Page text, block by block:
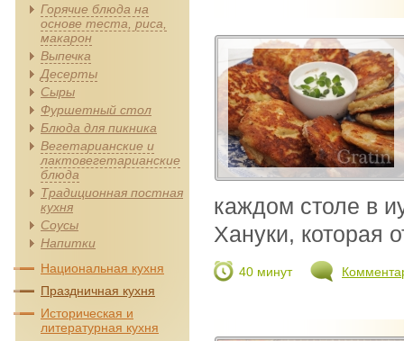
каждом столе в
Хануки, которая
40 минут
Горячие блюда на
основе теста, риса,
макарон
Выпечка
Десерты
Сыры
Фуршетный стол
Блюда для пикника
Вегетарианские и
лактовегетарианские
блюда
Традиционная постная
кухня
Соусы
Напитки
Национальная кухня
Праздничная кухня
Историческая и
литературная кухня